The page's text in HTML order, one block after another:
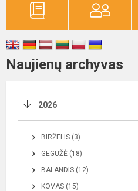
Naujienų archyvas
2026
BIRŽELIS (3)
GEGUŽĖ (18)
BALANDIS (12)
KOVAS (15)